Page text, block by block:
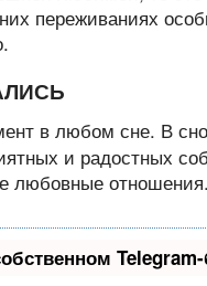
переживаниях
в любом сне. В
и радостных
любовные